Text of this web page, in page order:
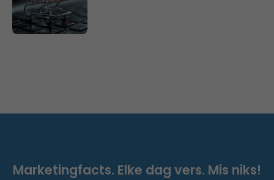
Marketingfacts. Elke dag vers. Mis niks!